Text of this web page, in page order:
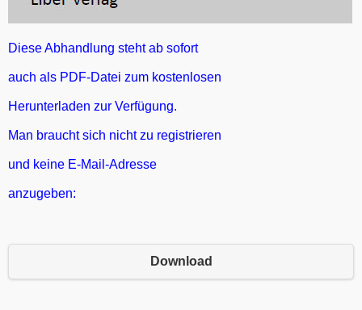
Diese Abhandlung steht ab sofort
auch als PDF-Datei zum kostenlosen
Herunterladen zur Verfügung.
Man braucht sich nicht zu registrieren
und keine E-Mail-Adresse
anzugeben:
Download